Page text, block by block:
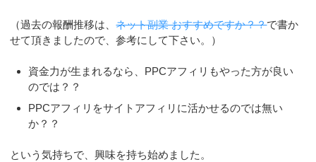
（過去の報酬推移は、ネット副業 おすすめですか？？で書か
せて頂きましたので、参考にして下さい。）
資金力が生まれるなら、PPCアフィリもやった方が良い
のでは？？
PPCアフィリをサイトアフィリに活かせるのでは無い
か？？
という気持ちで、興味を持ち始めました。